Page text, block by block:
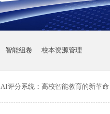
智能组卷 校本资源管理
AI评分系统：高校智能教育的新革命